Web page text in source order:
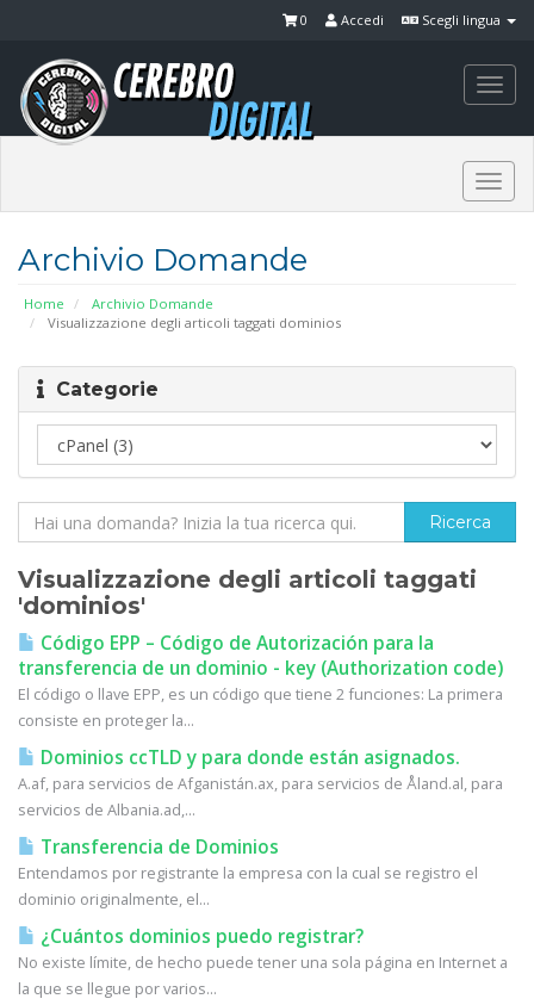
Scegli lingua
Accedi
0
Archivio Domande
Home
Archivio Domande
Visualizzazione degli articoli taggati dominios
Categorie
Visualizzazione degli articoli taggati
'dominios'
Código EPP – Código de Autorización para la
transferencia de un dominio - key (Authorization code)
El código o llave EPP, es un código que tiene 2 funciones: La primera
consiste en proteger la...
Dominios ccTLD y para donde están asignados.
A.af, para servicios de Afganistán.ax, para servicios de Åland.al, para
servicios de Albania.ad,...
Transferencia de Dominios
Entendamos por registrante la empresa con la cual se registro el
dominio originalmente, el...
¿Cuántos dominios puedo registrar?
No existe límite, de hecho puede tener una sola página en Internet a
la que se llegue por varios...